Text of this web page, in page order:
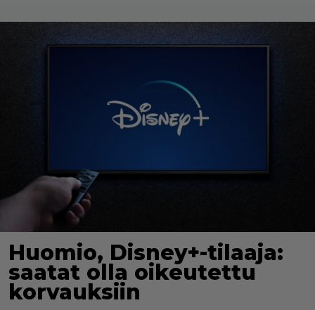
Huomio, Disney+-tilaaja:
saatat olla oikeutettu
korvauksiin